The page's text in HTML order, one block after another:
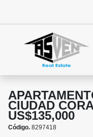
CIUDAD
US$135,000
Código. 8297418